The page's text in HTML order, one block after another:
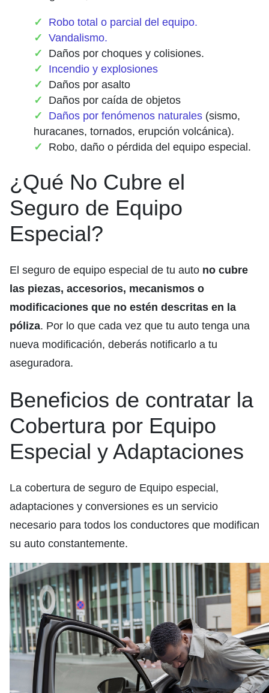
Robo total o parcial del equipo.
Vandalismo.
Daños por choques y colisiones.
Incendio y explosiones
Daños por asalto
Daños por caída de objetos
Daños por fenómenos naturales (sismo,
huracanes, tornados, erupción volcánica).
Robo, daño o pérdida del equipo especial.
¿Qué No Cubre el
Seguro de Equipo
Especial?
El seguro de equipo especial de tu auto no cubre
las piezas, accesorios, mecanismos o
modificaciones que no estén descritas en la
póliza. Por lo que cada vez que tu auto tenga una
nueva modificación, deberás notificarlo a tu
aseguradora.
Beneficios de contratar la
Cobertura por Equipo
Especial y Adaptaciones
La cobertura de seguro de Equipo especial,
adaptaciones y conversiones es un servicio
necesario para todos los conductores que modifican
su auto constantemente.